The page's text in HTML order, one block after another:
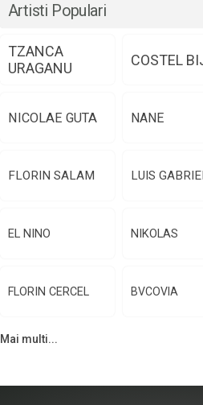
Artisti Populari
TZANCA
URAGANU
COSTEL
NICOLAE GUTA NANE
FLORIN SALAM LUIS
EL NINO NIKOLAS
FLORIN CERCEL BVCOVIA
Mai multi...